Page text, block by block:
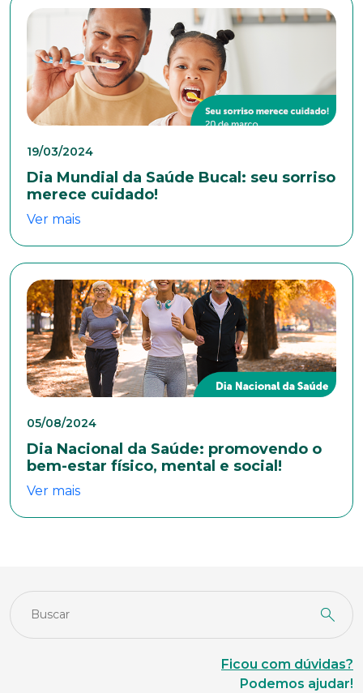
19/03/2024
Dia Mundial da Saúde Bucal: seu sorriso
merece cuidado!
Ver mais
05/08/2024
Dia Nacional da Saúde: promovendo o
bem-estar físico, mental e social!
Ver mais
Ficou com dúvidas?
Podemos ajudar!
Endereço
Cidade
Naturalidade
Idade
Estado Civil
Escolaridade